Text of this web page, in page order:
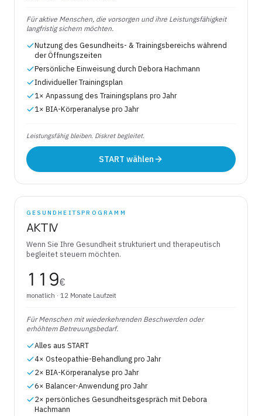
Für aktive Menschen, die vorsorgen und ihre Leistungsfähigkeit
langfristig sichern möchten.
Nutzung des Gesundheits- & Trainingsbereichs während
der Öffnungszeiten
Persönliche Einweisung durch Debora Hachmann
Individueller Trainingsplan
1× Anpassung des Trainingsplans pro Jahr
1× BIA-Körperanalyse pro Jahr
Leistungsfähig bleiben. Diskret begleitet.
START wählen
GESUNDHEITSPROGRAMM
AKTIV
Wenn Sie Ihre Gesundheit strukturiert und therapeutisch
begleitet steuern möchten.
119€
monatlich · 12 Monate Laufzeit
Für Menschen mit wiederkehrenden Beschwerden oder
erhöhtem Betreuungsbedarf.
Alles aus START
4× Osteopathie-Behandlung pro Jahr
2× BIA-Körperanalyse pro Jahr
6× Balancer-Anwendung pro Jahr
2× persönliches Gesundheitsgespräch mit Debora
Hachmann